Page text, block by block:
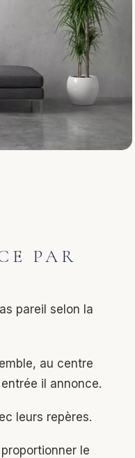
PAR
pareil selon la
au centre
il annonce.
leurs repères.
le